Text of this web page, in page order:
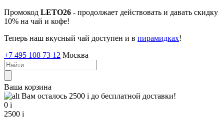
Промокод LETO26 - продолжает действовать и давать скидку
10% на чай и кофе!
Теперь наш вкусный чай доступен и в пирамидках!
+7 495 108 73 12 Москва
Ваша корзина
Вам осталось 2500 i до бесплатной доставки!
0 i
2500 i